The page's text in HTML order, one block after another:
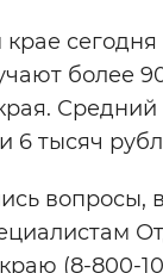
более
6 тысяч
вопросы,
(8-800-